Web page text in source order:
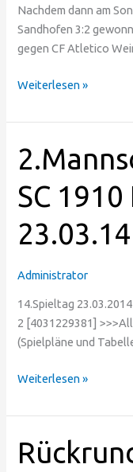
Nachdem dann am
Sandhofen 3:2
gegen CF Atletico
Weiterlesen »
SC
23.03.14
Administrator
14.Spieltag
2 [4031229381]
(Spielpläne und
2.Mannschaft
gegen
die
SC
1910
Käfertal
am
23.03.14
Weiterlesen »
Rückrunden
Saisoneröffnung